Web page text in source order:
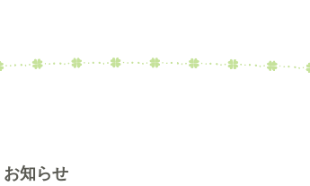
知らせ